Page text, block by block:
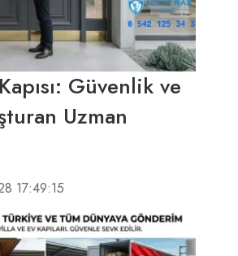
Güvenlik ve
Uzman
17:49:15